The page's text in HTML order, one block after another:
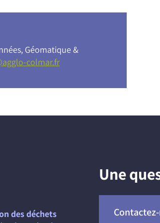
Géomatique &
colmar.fr
des déchets
Une